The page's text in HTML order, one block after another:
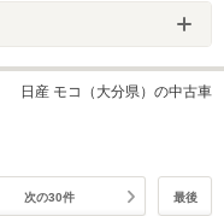
日産 モコ（大分県）の中古車
次の30件 最後